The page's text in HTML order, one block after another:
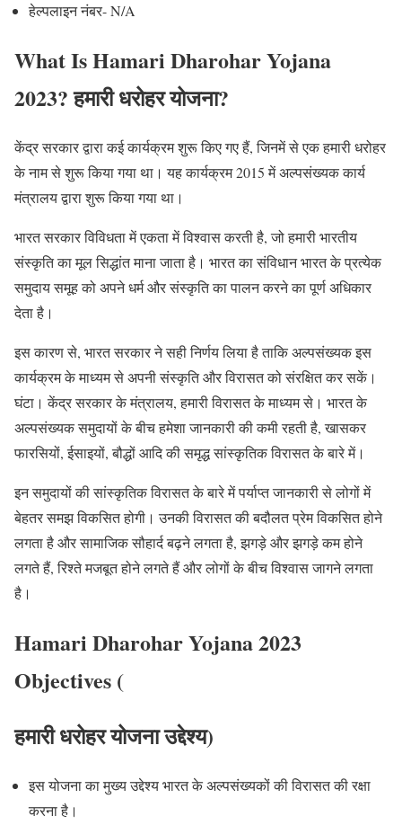
हेल्पलाइन नंबर- N/A
What Is Hamari Dharohar Yojana
2023?हमारी धरोहरयोजना?
केंद्र सरकार द्वारा कई कार्यक्रम शुरू किए गए हैं, जिनमें से एक हमारी धरोहर
के नाम से शुरू किया गया था। यह कार्यक्रम 2015 में अल्पसंख्यक कार्य
मंत्रालय द्वारा शुरू किया गया था।
भारत सरकार विविधता में एकता में विश्वास करती है, जो हमारी भारतीय
संस्कृति का मूल सिद्धांत माना जाता है। भारत का संविधान भारत के प्रत्येक
समुदाय समूह को अपने धर्म और संस्कृति का पालन करने का पूर्ण अधिकार
देता है।
इस कारण से, भारत सरकार ने सही निर्णय लिया है ताकि अल्पसंख्यक इस
कार्यक्रम के माध्यम से अपनी संस्कृति और विरासत को संरक्षित कर सकें।
घंटा। केंद्र सरकार के मंत्रालय, हमारी विरासत के माध्यम से। भारत के
अल्पसंख्यक समुदायों के बीच हमेशा जानकारी की कमी रहती है, खासकर
फारसियों, ईसाइयों, बौद्धों आदि की समृद्ध सांस्कृतिक विरासत के बारे में।
इन समुदायों की सांस्कृतिक विरासत के बारे में पर्याप्त जानकारी से लोगों में
बेहतर समझ विकसित होगी। उनकी विरासत की बदौलत प्रेम विकसित होने
लगता है और सामाजिक सौहार्द बढ़ने लगता है, झगड़े और झगड़े कम होने
लगते हैं, रिश्ते मजबूत होने लगते हैं और लोगों के बीच विश्वास जागने लगता
है।
Hamari Dharohar Yojana 2023
Objectives (
हमारी धरोहरयोजना उद्देश्य)
इस योजना का मुख्य उद्देश्य भारत के अल्पसंख्यकों की विरासत की रक्षा
करना है।